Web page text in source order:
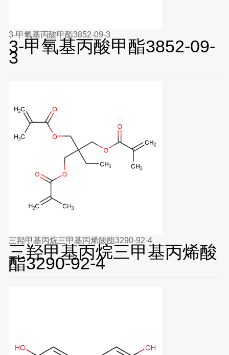
3-甲氧基丙酸甲酯3852-09-3
3-甲氧基丙酸甲酯3852-09-
3
三羟甲基丙烷三甲基丙烯酸酯3290-92-4
三羟甲基丙烷三甲基丙烯酸
酯3290-92-4